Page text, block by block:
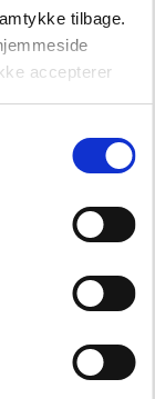
tilbage.
accepterer